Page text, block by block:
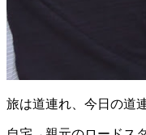
旅は道連れ、今日の道